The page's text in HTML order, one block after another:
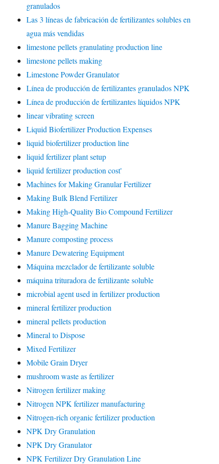
granulados
Las 3 líneas de fabricación de fertilizantes solubles en
agua más vendidas
limestone pellets granulating production line
limestone pellets making
Limestone Powder Granulator
Línea de producción de fertilizantes granulados NPK
Línea de producción de fertilizantes líquidos NPK
linear vibrating screen
Liquid Biofertilizer Production Expenses
liquid biofertilizer production line
liquid fertilizer plant setup
liquid fertilizer production cost'
Machines for Making Granular Fertilizer
Making Bulk Blend Fertilizer
Making High-Quality Bio Compound Fertilizer
Manure Bagging Machine
Manure composting process
Manure Dewatering Equipment
Máquina mezclador de fertilizante soluble
máquina trituradora de fertilizante soluble
microbial agent used in fertilizer production
mineral fertilizer production
mineral pellets production
Mineral to Dispose
Mixed Fertilizer
Mobile Grain Dryer
mushroom waste as fertilizer
Nitrogen fertilizer making
Nitrogen NPK fertilizer manufacturing
Nitrogen-rich organic fertilizer production
NPK Dry Granulation
NPK Dry Granulator
NPK Fertilizer Dry Granulation Line